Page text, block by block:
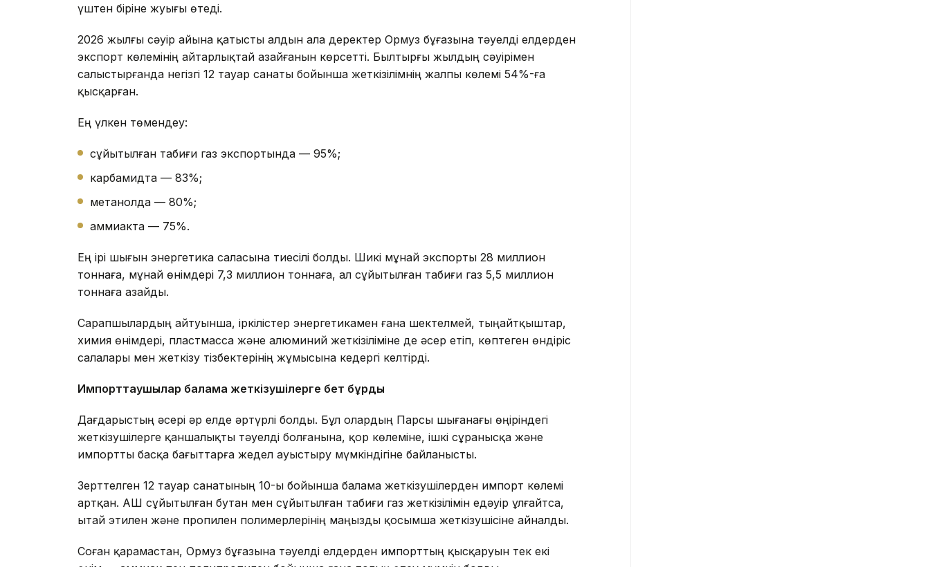
үштен біріне жуығы өтеді.
2026 жылғы сәуір айына қатысты алдын ала деректер Ормуз бұғазына тәуелді елдерден
экспорт көлемінің айтарлықтай азайғанын көрсетті. Былтырғы жылдың сәуірімен
салыстырғанда негізгі 12 тауар санаты бойынша жеткізілімнің жалпы көлемі 54%-ға
қысқарған.
Ең үлкен төмендеу:
сұйытылған табиғи газ экспортында — 95%;
карбамидта — 83%;
метанолда — 80%;
аммиакта — 75%.
Ең ірі шығын энергетика саласына тиесілі болды. Шикі мұнай экспорты 28 миллион
тоннаға, мұнай өнімдері 7,3 миллион тоннаға, ал сұйытылған табиғи газ 5,5 миллион
тоннаға азайды.
Сарапшылардың айтуынша, іркілістер энергетикамен ғана шектелмей, тыңайтқыштар,
химия өнімдері, пластмасса және алюминий жеткізіліміне де әсер етіп, көптеген өндіріс
салалары мен жеткізу тізбектерінің жұмысына кедергі келтірді.
Импорттаушылар балама жеткізушілерге бет бұрды
Дағдарыстың әсері әр елде әртүрлі болды. Бұл олардың Парсы шығанағы өңіріндегі
жеткізушілерге қаншалықты тәуелді болғанына, қор көлеміне, ішкі сұранысқа және
импортты басқа бағыттарға жедел ауыстыру мүмкіндігіне байланысты.
Зерттелген 12 тауар санатының 10-ы бойынша балама жеткізушілерден импорт көлемі
артқан. АҚШ сұйытылған бутан мен сұйытылған табиғи газ жеткізілімін едәуір ұлғайтса,
Қытай этилен және пропилен полимерлерінің маңызды қосымша жеткізушісіне айналды.
Соған қарамастан, Ормуз бұғазына тәуелді елдерден импорттың қысқаруын тек екі